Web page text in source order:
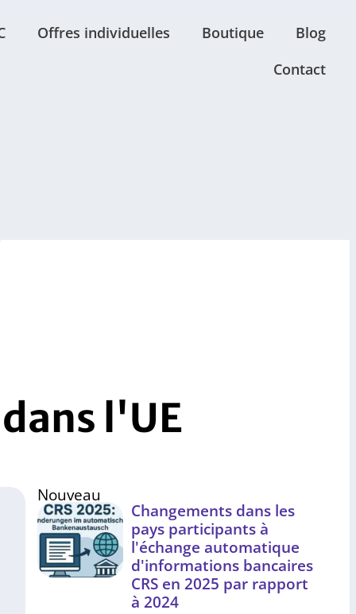
Offres individuelles Boutique
Blog
Contact
l'UE
Nouveau
Changements dans les
pays participants à
l'échange automatique
d'informations bancaires
CRS en 2025 par rapport
à 2024